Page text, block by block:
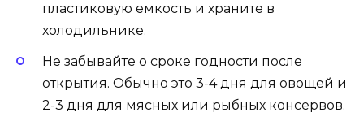
пластиковую емкость и храните в
холодильнике.
Не забывайте о сроке годности после
открытия. Обычно это 3-4 дня для овощей и
2-3 дня для мясных или рыбных консервов.